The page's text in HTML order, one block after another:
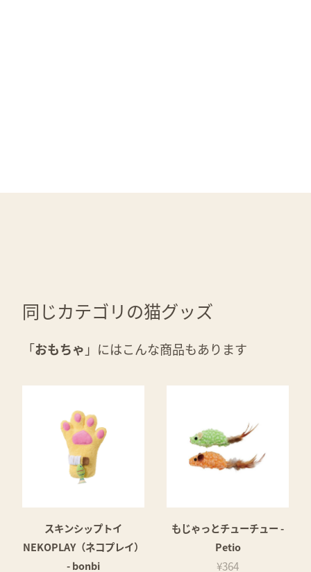
同じカテゴリの猫グッズ
「おもちゃ 」にはこんな商品もあります
スキンシップトイ
NEKOPLAY（ネコプレイ）
- bonbi
もじゃっとチューチュー -
Petio
¥364